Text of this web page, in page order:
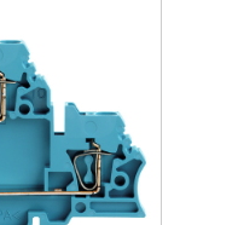
לכל מוצרי היצרן